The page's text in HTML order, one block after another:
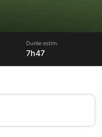
Durée estim.
7h47